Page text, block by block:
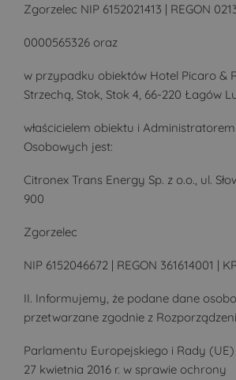
Zgorzelec NIP 6152021413 | REGON
0000565326 oraz
w przypadku obiektów Hotel Picaro &
Strzechą, Stok, Stok 4, 66-220 Łagów
właścicielem obiektu i
Osobowych jest:
Citronex Trans Energy Sp. z o.o., ul.
900
Zgorzelec
NIP 6152046672 | REGON 361614001 |
II. Informujemy, że podane dane
przetwarzane zgodnie z
Parlamentu Europejskiego i Rady
27 kwietnia 2016 r. w sprawie ochrony